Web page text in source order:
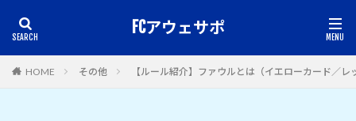
FCアウェサポ
HOME その他 【ルール紹介】ファウルとは（イエローカード／レ